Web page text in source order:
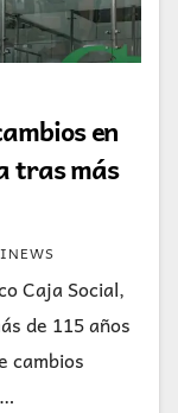
en
tras más
Caja Social,
de 115 años
cambios